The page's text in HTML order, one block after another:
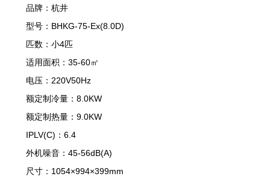
品牌：杭井
型号：BHKG-75-Ex(8.0D)
匹数：小4匹
适用面积：35-60㎡
电压：220V50Hz
额定制冷量：8.0KW
额定制热量：9.0KW
IPLV(C)：6.4
外机噪音：45-56dB(A)
尺寸：1054×994×399mm